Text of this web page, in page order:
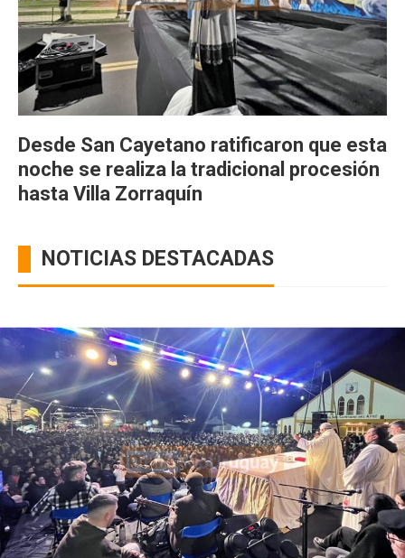
Desde San Cayetano ratificaron que esta
noche se realiza la tradicional procesión
hasta Villa Zorraquín
NOTICIAS DESTACADAS